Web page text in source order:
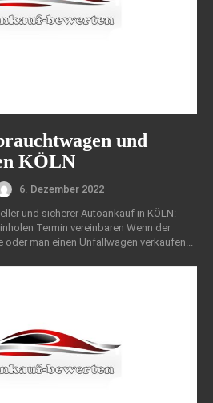
und
KÖLN
6. Dezember 2022
Termin vereinbaren Wenn der
man einen Unfallwagen verkaufen...